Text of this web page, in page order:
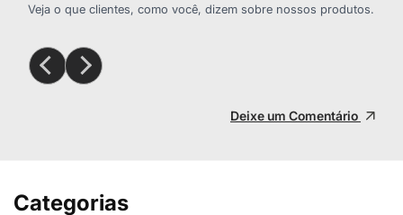
Veja o que clientes, como você, dizem sobre nossos produtos.
Deixe um Comentário
Categorias